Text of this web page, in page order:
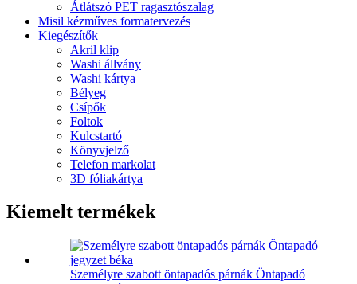
Átlátszó PET ragasztószalag
Misil kézműves formatervezés
Kiegészítők
Akril klip
Washi állvány
Washi kártya
Bélyeg
Csípők
Foltok
Kulcstartó
Könyvjelző
Telefon markolat
3D fóliakártya
Kiemelt termékek
Személyre szabott öntapadós párnák Öntapadó